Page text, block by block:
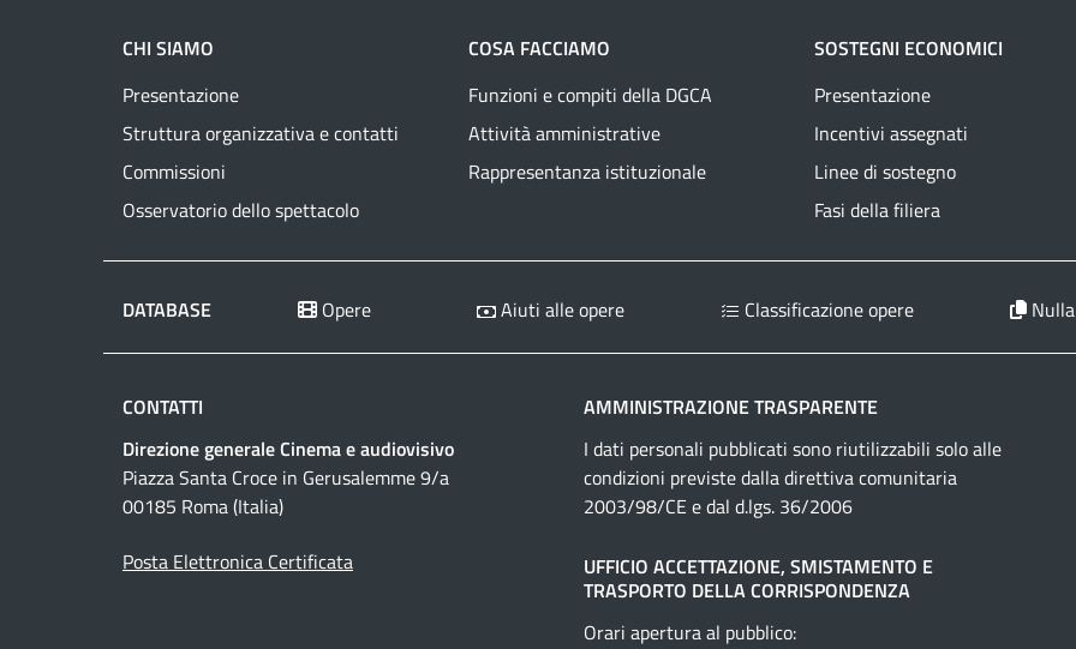
CHI SIAMO
Presentazione
Struttura organizzativa e contatti
Commissioni
Osservatorio dello spettacolo
COSA FACCIAMO
Funzioni e compiti della DGCA
Attività amministrative
Rappresentanza istituzionale
SOSTEGNI ECONOMICI
Presentazione
Incentivi assegnati
Linee di sostegno
Fasi della filiera
DATABASE Opere Aiuti alle opere Classificazione opere
CONTATTI
Direzione generale Cinema e audiovisivo
Piazza Santa Croce in Gerusalemme 9/a
00185 Roma (Italia)
Posta Elettronica Certificata
AMMINISTRAZIONE TRASPARENTE
I dati personali pubblicati sono riutilizzabili solo alle
condizioni previste dalla direttiva comunitaria
2003/98/CE e dal d.lgs. 36/2006
UFFICIO ACCETTAZIONE, SMISTAMENTO E
TRASPORTO DELLA CORRISPONDENZA
Orari apertura al pubblico: